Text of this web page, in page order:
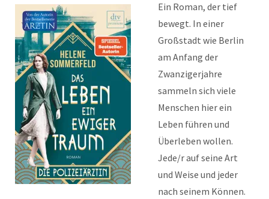
Ein Roman, der tief
bewegt. In einer
Großstadt wie Berlin
am Anfang der
Zwanzigerjahre
sammeln sich viele
Menschen hier ein
Leben führen und
Überleben wollen.
Jede/r auf seine Art
und Weise und jeder
nach seinem Können.